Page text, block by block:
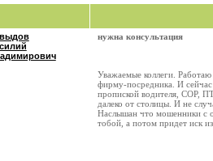
нужна консультация
Уважаемые коллеги.
фирму-посредника. И
пропиской водителя, СОР,
далеко от столицы. И не
Наслышан что мошенники с
тобой, а потом придет иск